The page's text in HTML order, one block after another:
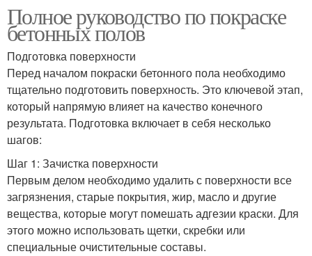
Полное руководство по покраске
бетонных полов
Подготовка поверхности
Перед началом покраски бетонного пола необходимо
тщательно подготовить поверхность. Это ключевой этап,
который напрямую влияет на качество конечного
результата. Подготовка включает в себя несколько
шагов:
Шаг 1: Зачистка поверхности
Первым делом необходимо удалить с поверхности все
загрязнения, старые покрытия, жир, масло и другие
вещества, которые могут помешать адгезии краски. Для
этого можно использовать щетки, скребки или
специальные очистительные составы.